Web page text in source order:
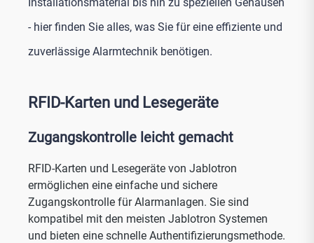
- hier finden Sie alles, was Sie für eine effiziente und
zuverlässige Alarmtechnik benötigen.
RFID-Karten und Lesegeräte
Zugangskontrolle leicht gemacht
RFID-Karten und Lesegeräte von Jablotron
ermöglichen eine einfache und sichere
Zugangskontrolle für Alarmanlagen. Sie sind
kompatibel mit den meisten Jablotron Systemen
und bieten eine schnelle Authentifizierungsmethode.